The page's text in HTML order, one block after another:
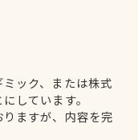
ック、または株式
しています。
ますが、内容を完